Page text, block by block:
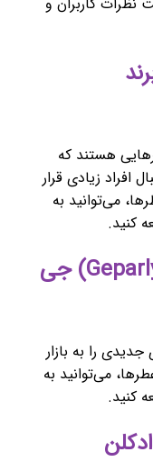
هستند که
افراد زیادی قرار
می‌توانید به
کنید.
جدیدترین عطر و ادکلن (Geparlys) جی
را به بازار
می‌توانید به
کنید.